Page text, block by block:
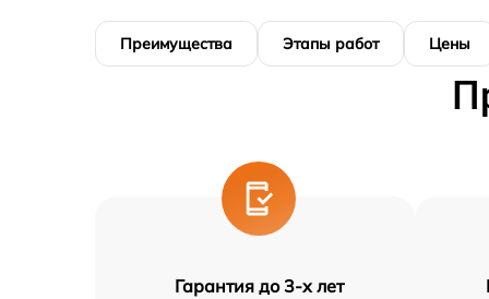
Преимущества Этапы работ Цены
Гарантия до 3-х лет